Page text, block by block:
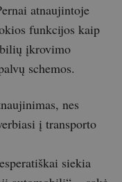
atnaujintoje
funkcijos kaip
įkrovimo
schemos.
nes
į transporto
siekia